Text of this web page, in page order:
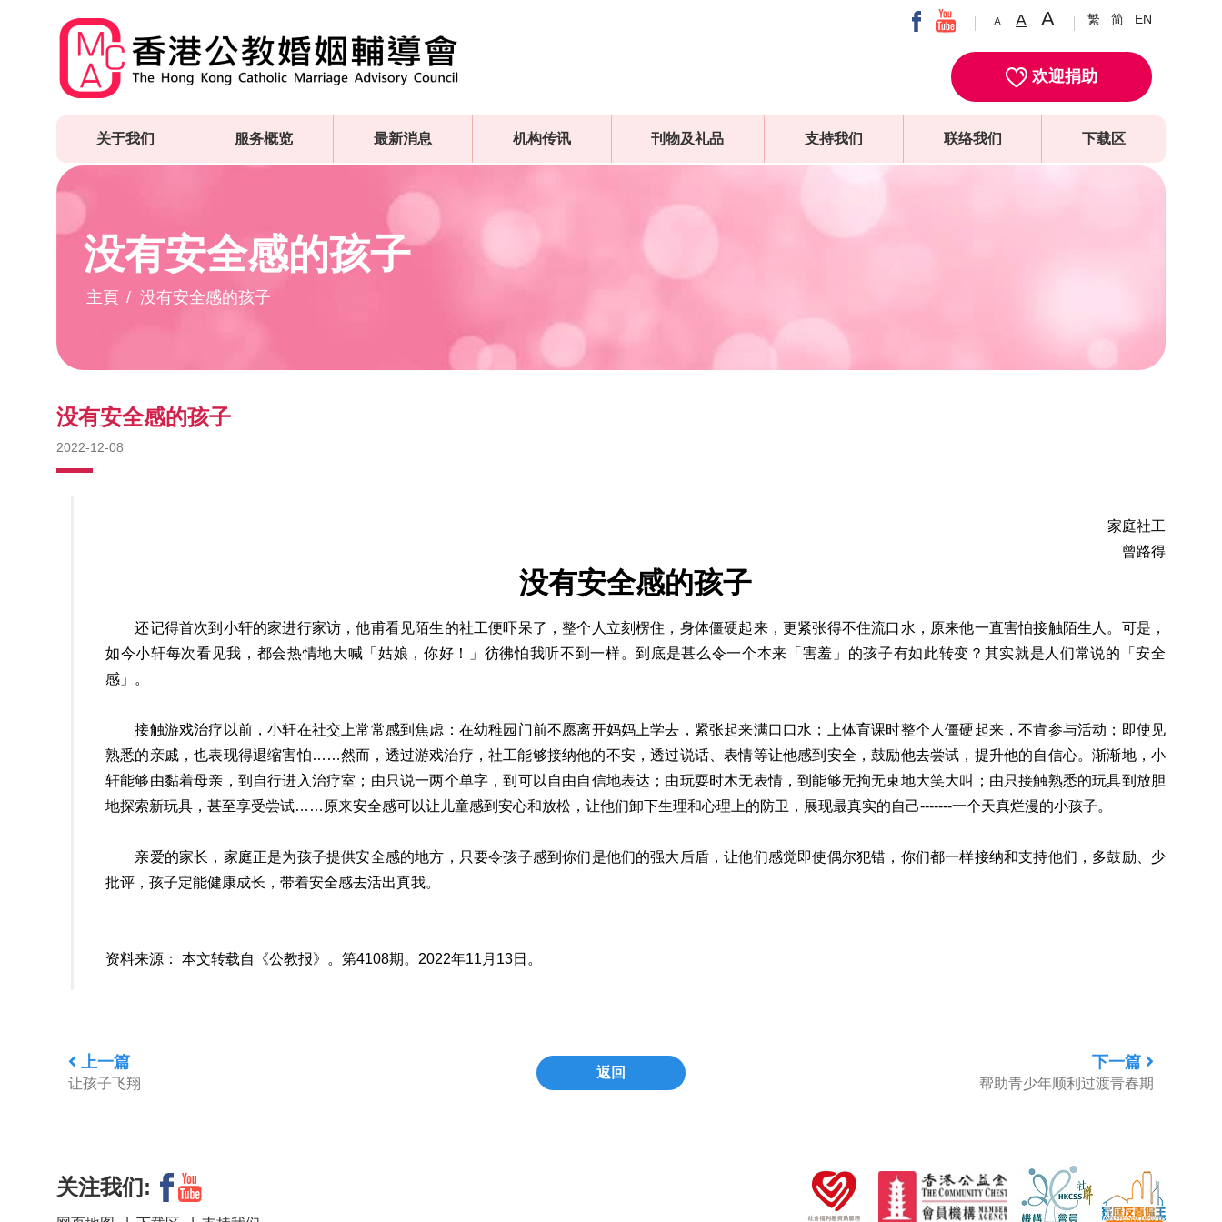
A A A 繁 简 EN
欢迎捐助
关于我们 服务概览 最新消息 机构传讯 刊物及礼品 支持我们 联络我们 下载区
没有安全感的孩子
主頁 没有安全感的孩子
没有安全感的孩子
2022-12-08
家庭社工
曾路得
没有安全感的孩子
还记得首次到小轩的家进行家访，他甫看见陌生的社工便吓呆了，整个人立刻楞住，身体僵硬起来，更紧张得不住流口水，原来他一直害怕接触陌生人。可是，
如今小轩每次看见我，都会热情地大喊「姑娘，你好！」彷彿怕我听不到一样。到底是甚么令一个本来「害羞」的孩子有如此转变？其实就是人们常说的「安全
感」。
接触游戏治疗以前，小轩在社交上常常感到焦虑：在幼稚园门前不愿离开妈妈上学去，紧张起来满口口水；上体育课时整个人僵硬起来，不肯参与活动；即使见
熟悉的亲戚，也表现得退缩害怕……然而，透过游戏治疗，社工能够接纳他的不安，透过说话、表情等让他感到安全，鼓励他去尝试，提升他的自信心。渐渐地，小
轩能够由黏着母亲，到自行进入治疗室；由只说一两个单字，到可以自由自信地表达；由玩耍时木无表情，到能够无拘无束地大笑大叫；由只接触熟悉的玩具到放胆
地探索新玩具，甚至享受尝试……原来安全感可以让儿童感到安心和放松，让他们卸下生理和心理上的防卫，展现最真实的自己-------一个天真烂漫的小孩子。
亲爱的家长，家庭正是为孩子提供安全感的地方，只要令孩子感到你们是他们的强大后盾，让他们感觉即使偶尔犯错，你们都一样接纳和支持他们，多鼓励、少
批评，孩子定能健康成长，带着安全感去活出真我。
资料来源： 本文转载自《公教报》。第4108期。2022年11月13日。
上一篇
让孩子飞翔
返回
下一篇
帮助青少年顺利过渡青春期
关注我们: